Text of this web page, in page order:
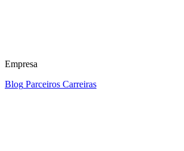
Empresa
Blog Parceiros Carreiras